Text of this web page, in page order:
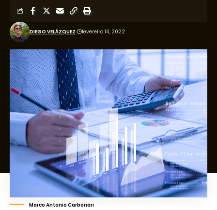
DIEGO VELÁZQUEZ fevereiro 14, 2022
Marco Antonio Carbonari